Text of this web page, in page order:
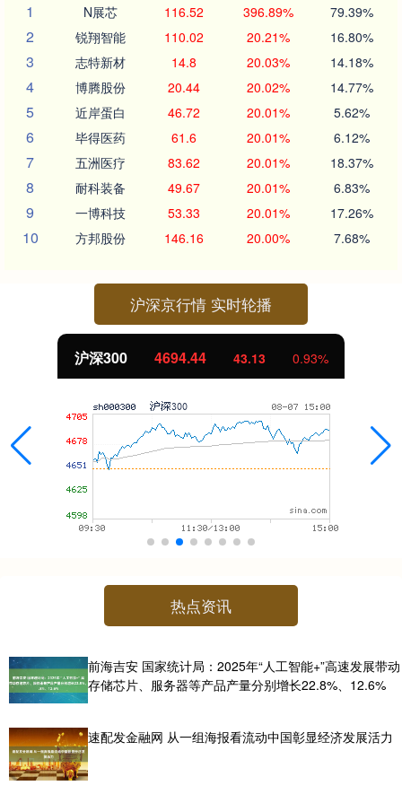
1
N展芯 116.52 396.89% 79.39%
2 锐翔智能 110.02 20.21% 16.80%
3 志特新材 14.8 20.03% 14.18%
4 博腾股份 20.44 20.02% 14.77%
5 近岸蛋白 46.72 20.01% 5.62%
6 毕得医药 61.6 20.01% 6.12%
7 五洲医疗 83.62 20.01% 18.37%
8 耐科装备 49.67 20.01% 6.83%
9 一博科技 53.33 20.01% 17.26%
10 方邦股份 146.16 20.00% 7.68%
沪深京行情 实时轮播
沪深300 4694.44 43.13 0.93%
热点资讯
前海吉安 国家统计局：2025年“人工智能+”高速发展带动
存储芯片、服务器等产品产量分别增长22.8%、12.6%
速配发金融网 从一组海报看流动中国彰显经济发展活力